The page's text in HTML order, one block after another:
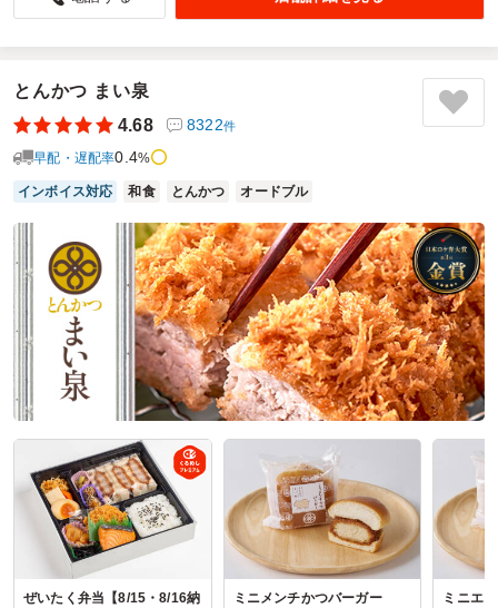
お願いしているところのお弁当がかなりの値上がりをしたの
ました。「今日のお弁当は美味しかった！」というお声をた
くさんいただき、担当者としては嬉しい限りでした。
ご利用シーン：会議・セミナー
参加者の年齢：
30代～40代
女性多め
賛否両論の口コミをもっと見る
とんかつ まい泉
4.68
8322件
早配・遅配率0.4%
インボイス対応 和食 とんかつ オードブル
ぜいたく弁当【8/15・8/16納
ミニメンチかつバーガー
ミニエ